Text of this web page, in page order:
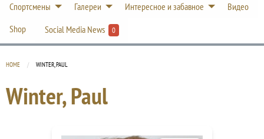
Спортсмены
Галереи Интересное и забавное
Видео
Shop
Social Media News 0
HOME CURRENT:
WINTER, PAUL
Winter, Paul